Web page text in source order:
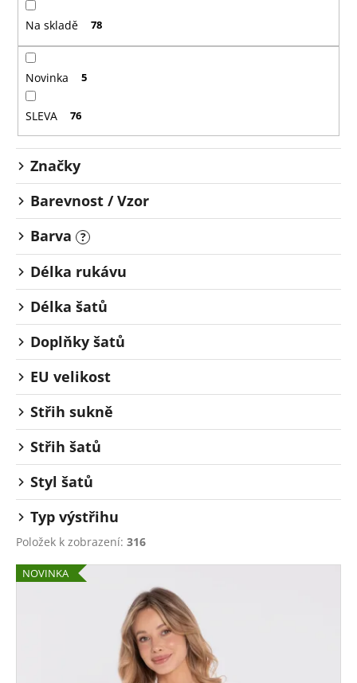
p
r
o
d
u
k
t
ů
Na skladě 78
Novinka 5
SLEVA 76
Značky
Barevnost / Vzor
Barva
?
Délka rukávu
Délka šatů
Doplňky šatů
EU velikost
Střih sukně
Střih šatů
Styl šatů
Typ výstřihu
Položek k zobrazení: 316
V
NOVINKA
č
u
m
e